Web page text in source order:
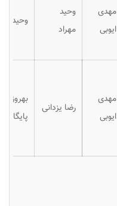
مهدی
ایوبی
وحید
مهراد
وحید
مهدی
ایوبی
رضا یزدانی
بهروز
پایگان